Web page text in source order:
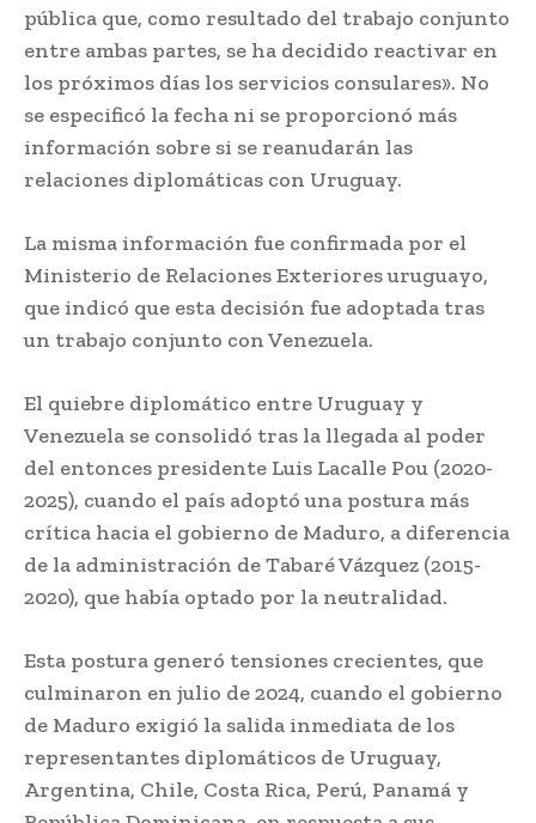
pública que, como resultado del trabajo conjunto
entre ambas partes, se ha decidido reactivar en
los próximos días los servicios consulares». No
se especificó la fecha ni se proporcionó más
información sobre si se reanudarán las
relaciones diplomáticas con Uruguay.
La misma información fue confirmada por el
Ministerio de Relaciones Exteriores uruguayo,
que indicó que esta decisión fue adoptada tras
un trabajo conjunto con Venezuela.
El quiebre diplomático entre Uruguay y
Venezuela se consolidó tras la llegada al poder
del entonces presidente Luis Lacalle Pou (2020-
2025), cuando el país adoptó una postura más
crítica hacia el gobierno de Maduro, a diferencia
de la administración de Tabaré Vázquez (2015-
2020), que había optado por la neutralidad.
Esta postura generó tensiones crecientes, que
culminaron en julio de 2024, cuando el gobierno
de Maduro exigió la salida inmediata de los
representantes diplomáticos de Uruguay,
Argentina, Chile, Costa Rica, Perú, Panamá y